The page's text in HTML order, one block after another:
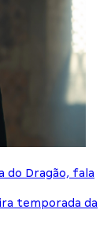
do Dragão, fala
temporada da